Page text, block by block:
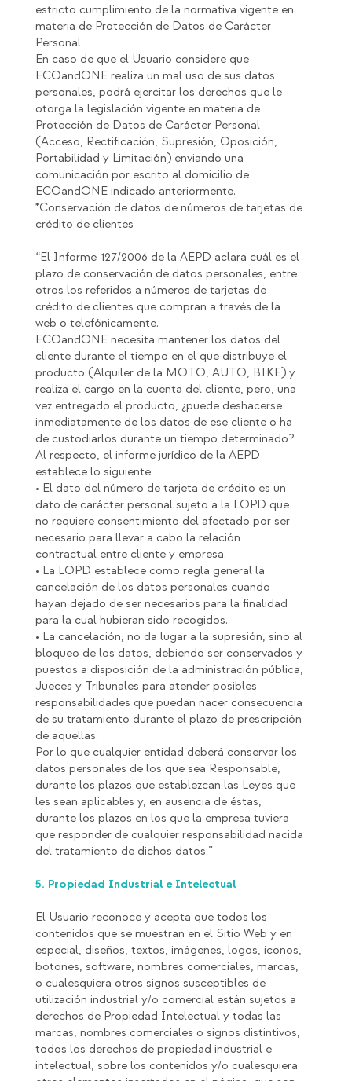
estricto cumplimiento de la normativa vigente en
materia de Protección de Datos de Carácter
Personal.
En caso de que el Usuario considere que
ECOandONE realiza un mal uso de sus datos
personales, podrá ejercitar los derechos que le
otorga la legislación vigente en materia de
Protección de Datos de Carácter Personal
(Acceso, Rectificación, Supresión, Oposición,
Portabilidad y Limitación) enviando una
comunicación por escrito al domicilio de
ECOandONE indicado anteriormente.
*Conservación de datos de números de tarjetas de
crédito de clientes
“El Informe 127/2006 de la AEPD aclara cuál es el
plazo de conservación de datos personales, entre
otros los referidos a números de tarjetas de
crédito de clientes que compran a través de la
web o telefónicamente.
ECOandONE necesita mantener los datos del
cliente durante el tiempo en el que distribuye el
producto (Alquiler de la MOTO, AUTO, BIKE) y
realiza el cargo en la cuenta del cliente, pero, una
vez entregado el producto, ¿puede deshacerse
inmediatamente de los datos de ese cliente o ha
de custodiarlos durante un tiempo determinado?
Al respecto, el informe jurídico de la AEPD
establece lo siguiente:
• El dato del número de tarjeta de crédito es un
dato de carácter personal sujeto a la LOPD que
no requiere consentimiento del afectado por ser
necesario para llevar a cabo la relación
contractual entre cliente y empresa.
• La LOPD establece como regla general la
cancelación de los datos personales cuando
hayan dejado de ser necesarios para la finalidad
para la cual hubieran sido recogidos.
• La cancelación, no da lugar a la supresión, sino al
bloqueo de los datos, debiendo ser conservados y
puestos a disposición de la administración pública,
Jueces y Tribunales para atender posibles
responsabilidades que puedan nacer consecuencia
de su tratamiento durante el plazo de prescripción
de aquellas.
Por lo que cualquier entidad deberá conservar los
datos personales de los que sea Responsable,
durante los plazos que establezcan las Leyes que
les sean aplicables y, en ausencia de éstas,
durante los plazos en los que la empresa tuviera
que responder de cualquier responsabilidad nacida
del tratamiento de dichos datos.”
5. Propiedad Industrial e Intelectual
El Usuario reconoce y acepta que todos los
contenidos que se muestran en el Sitio Web y en
especial, diseños, textos, imágenes, logos, iconos,
botones, software, nombres comerciales, marcas,
o cualesquiera otros signos susceptibles de
utilización industrial y/o comercial están sujetos a
derechos de Propiedad Intelectual y todas las
marcas, nombres comerciales o signos distintivos,
todos los derechos de propiedad industrial e
intelectual, sobre los contenidos y/o cualesquiera